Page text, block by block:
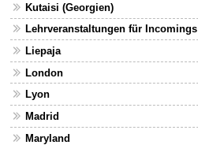
Kutaisi (Georgien)
Lehrveranstaltungen für Incomings
Liepaja
London
Lyon
Madrid
Maryland